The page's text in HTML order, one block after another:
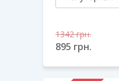
1342грн.
895 грн.